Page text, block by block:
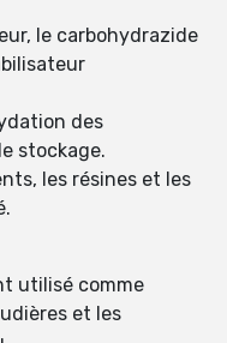
le carbohydrazide
des
stockage.
les résines et les
utilisé comme
et les